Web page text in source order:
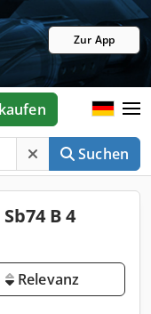
Zur App
Suchen
B 4
Relevanz